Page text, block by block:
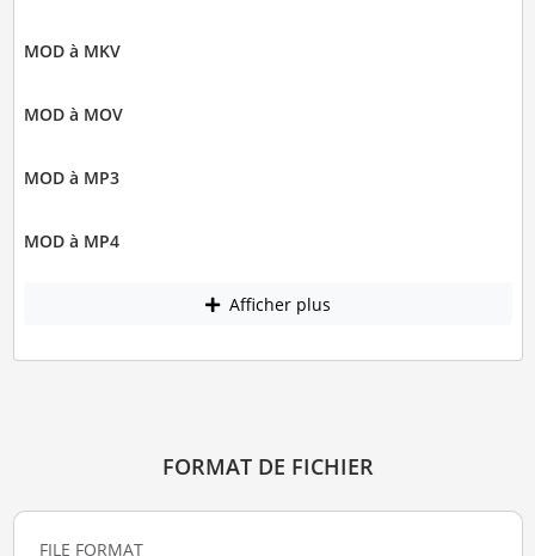
MOD à MKV
MOD à MOV
MOD à MP3
MOD à MP4
Afficher plus
FORMAT DE FICHIER
FILE FORMAT